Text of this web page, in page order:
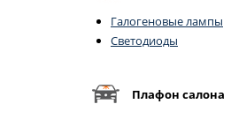
Галогеновые лампы
Светодиоды
Плафон салона